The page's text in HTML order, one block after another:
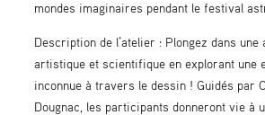
mondes imaginaires pendant le festival
Description de l’atelier : Plongez dans une
artistique et scientifique en explorant une
inconnue à travers le dessin ! Guidés par
Dougnac, les participants donneront vie à